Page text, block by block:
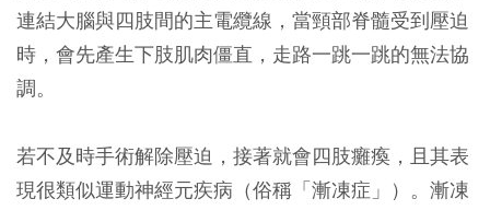
連結大腦與四肢間的主電纜線，當頸部脊髓受到壓迫
時，會先產生下肢肌肉僵直，走路一跳一跳的無法協
調。
若不及時手術解除壓迫，接著就會四肢癱瘓，且其表
現很類似運動神經元疾病（俗稱「漸凍症」）。漸凍